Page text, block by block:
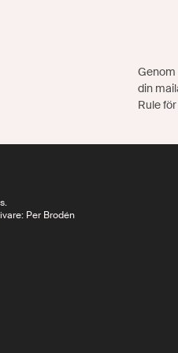
Genom
din
Rule
Per Brodén